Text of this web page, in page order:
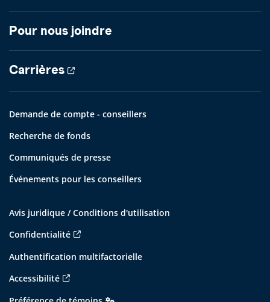
Pour nous joindre
Carrières
Demande de compte - conseillers
Recherche de fonds
Communiqués de presse
Événements pour les conseillers
Avis juridique / Conditions d'utilisation
Confidentialité
Authentification multifactorielle
Accessibilité